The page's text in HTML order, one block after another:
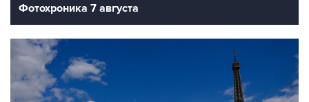
Фотохроника 7 августа